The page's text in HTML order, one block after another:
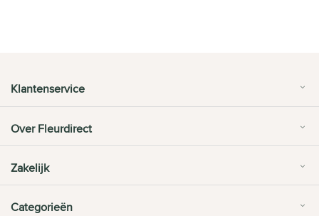
Klantenservice
Over Fleurdirect
Zakelijk
Categorieën